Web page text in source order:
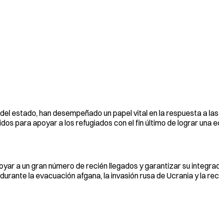
estado, han desempeñado un papel vital en la respuesta a
para apoyar a los refugiados con el fin último de lograr una
a un gran número de recién llegados y garantizar su
la evacuación afgana, la invasión rusa de Ucrania y la